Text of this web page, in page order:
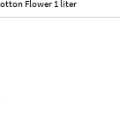
Flower 1 liter